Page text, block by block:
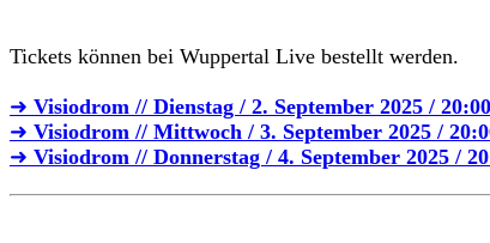
Tickets können bei Wuppertal Live bestellt werden.
➜ Visiodrom // Dienstag / 2. September 2025 /
➜ Visiodrom // Mittwoch / 3. September 2025 /
➜ Visiodrom // Donnerstag / 4. September 2025 /